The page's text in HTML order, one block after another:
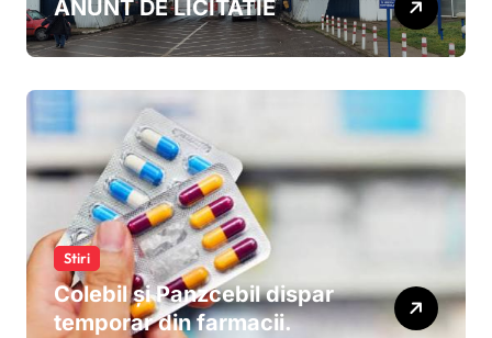
ANUNT DE LICITATIE
Stiri
Colebil și Panzcebil dispar
temporar din farmacii.